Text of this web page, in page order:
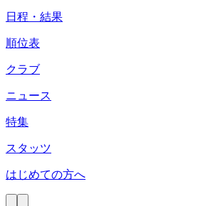
日程・結果
順位表
クラブ
ニュース
特集
スタッツ
はじめての方へ